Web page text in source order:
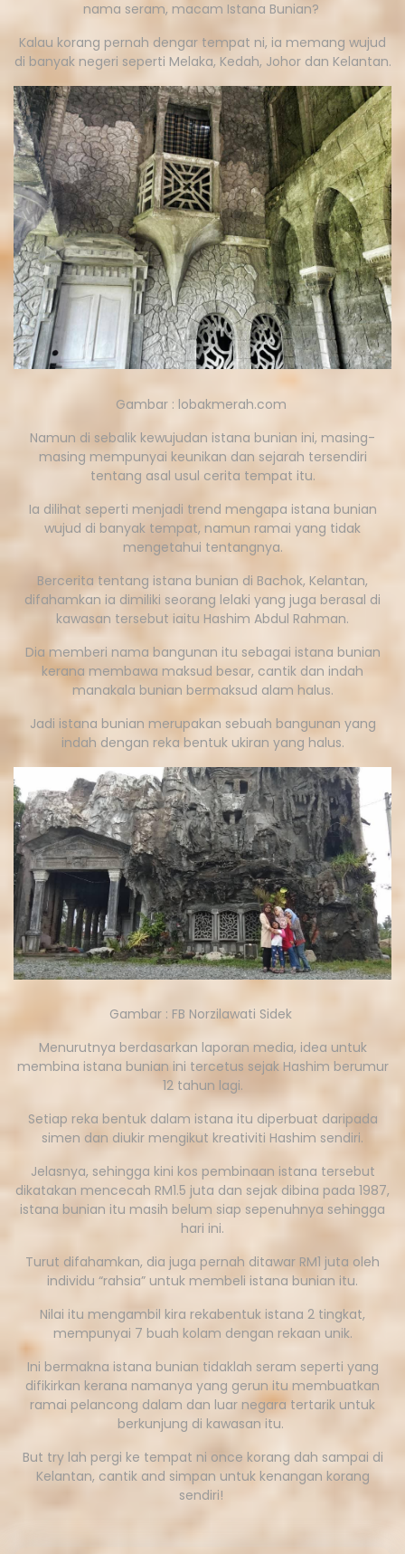
nama seram, macam Istana Bunian?
Kalau korang pernah dengar tempat ni, ia memang wujud
di banyak negeri seperti Melaka, Kedah, Johor dan Kelantan.
Gambar : lobakmerah.com
Namun di sebalik kewujudan istana bunian ini, masing-
masing mempunyai keunikan dan sejarah tersendiri
tentang asal usul cerita tempat itu.
Ia dilihat seperti menjadi trend mengapa istana bunian
wujud di banyak tempat, namun ramai yang tidak
mengetahui tentangnya.
Bercerita tentang istana bunian di Bachok, Kelantan,
difahamkan ia dimiliki seorang lelaki yang juga berasal di
kawasan tersebut iaitu Hashim Abdul Rahman.
Dia memberi nama bangunan itu sebagai istana bunian
kerana membawa maksud besar, cantik dan indah
manakala bunian bermaksud alam halus.
Jadi istana bunian merupakan sebuah bangunan yang
indah dengan reka bentuk ukiran yang halus.
Gambar : FB Norzilawati Sidek
Menurutnya berdasarkan laporan media, idea untuk
membina istana bunian ini tercetus sejak Hashim berumur
12 tahun lagi.
Setiap reka bentuk dalam istana itu diperbuat daripada
simen dan diukir mengikut kreativiti Hashim sendiri.
Jelasnya, sehingga kini kos pembinaan istana tersebut
dikatakan mencecah RM1.5 juta dan sejak dibina pada 1987,
istana bunian itu masih belum siap sepenuhnya sehingga
hari ini.
Turut difahamkan, dia juga pernah ditawar RM1 juta oleh
individu “rahsia” untuk membeli istana bunian itu.
Nilai itu mengambil kira rekabentuk istana 2 tingkat,
mempunyai 7 buah kolam dengan rekaan unik.
Ini bermakna istana bunian tidaklah seram seperti yang
difikirkan kerana namanya yang gerun itu membuatkan
ramai pelancong dalam dan luar negara tertarik untuk
berkunjung di kawasan itu.
But try lah pergi ke tempat ni once korang dah sampai di
Kelantan, cantik and simpan untuk kenangan korang
sendiri!